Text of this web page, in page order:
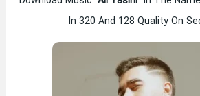
In 320 And 128 Quality On